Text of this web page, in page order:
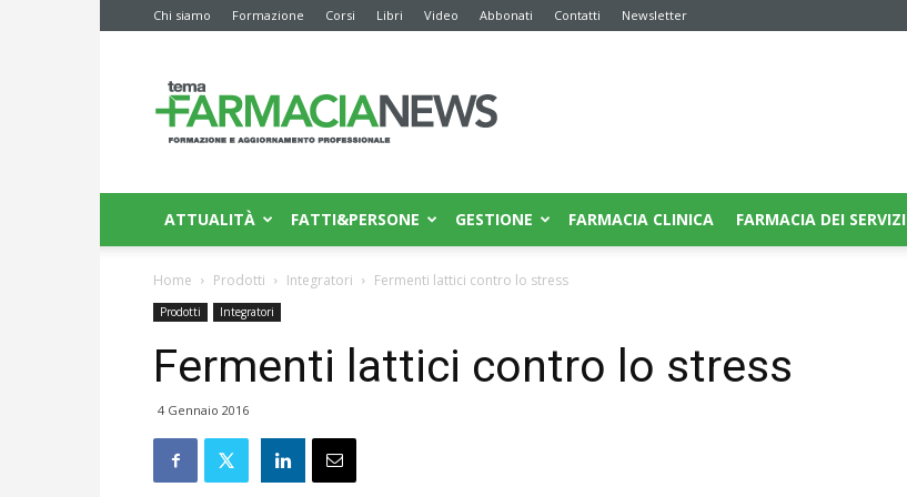
Chi siamo Formazione Corsi Libri Video Abbonati Contatti Newsletter
News
ATTUALITÀ FATTI&PERSONE GESTIONE FARMACIA CLINICA FARMACIA DEI SERVIZI
Home Prodotti Integratori Fermenti lattici contro lo stress
Prodotti Integratori
Fermenti lattici contro lo stress
4 Gennaio 2016